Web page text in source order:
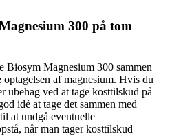
300 på tom
Biosym Magnesium 300 sammen
af magnesium. Hvis du
ubehag ved at tage kosttilskud på
idé at tage det sammen med
at undgå eventuelle
når man tager kosttilskud